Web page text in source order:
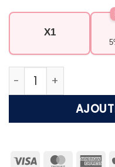
X1
quantité de
Visa